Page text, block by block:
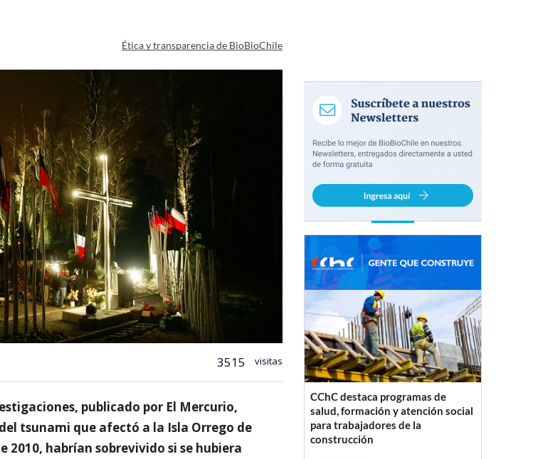
Ética y transparencia de BioBioChile
3515 visitas
publicado por El Mercurio,
tsunami que afectó a la Isla Orrego de
2010, habrían sobrevivido si se hubiera
CChC destaca programas de
salud, formación y atención social
para trabajadores de la
construcción